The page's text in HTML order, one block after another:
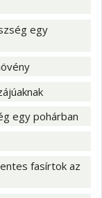
egy
egy pohárban
fasírtok az